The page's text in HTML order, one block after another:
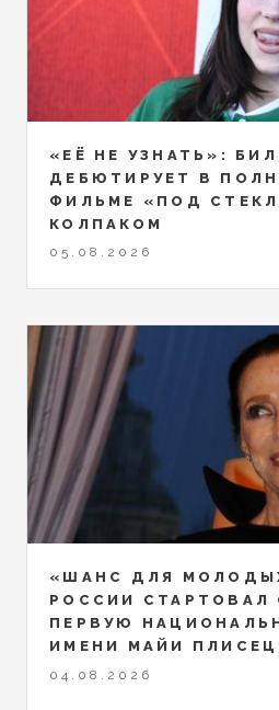
«ЕЁ НЕ УЗНАТЬ»:
ДЕБЮТИРУЕТ В
ФИЛЬМЕ «ПОД
КОЛПАКОМ
05.08.2026
«ШАНС ДЛЯ
РОССИИ СТАРТОВАЛ
ПЕРВУЮ
ИМЕНИ МАЙИ
04.08.2026